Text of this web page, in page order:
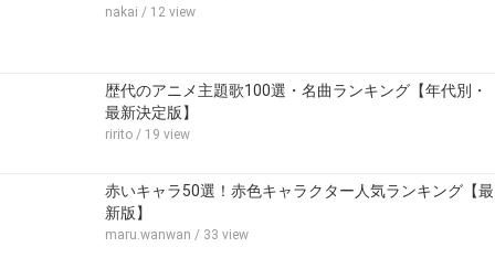
nakai / 12 view
歴代のアニメ主題歌100選・名曲ランキング【年代別・
最新決定版】
ririto / 19 view
赤いキャラ50選！赤色キャラクター人気ランキング【最
新版】
maru.wanwan / 33 view